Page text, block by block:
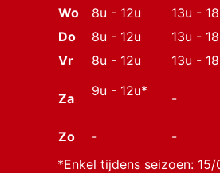
Wo
8u - 12u
13u -
Do
8u - 12u
13u -
Vr
8u - 12u 13u -
Za 9u - 12u* -
Zo -
-
*Enkel tijdens seizoen: 15/